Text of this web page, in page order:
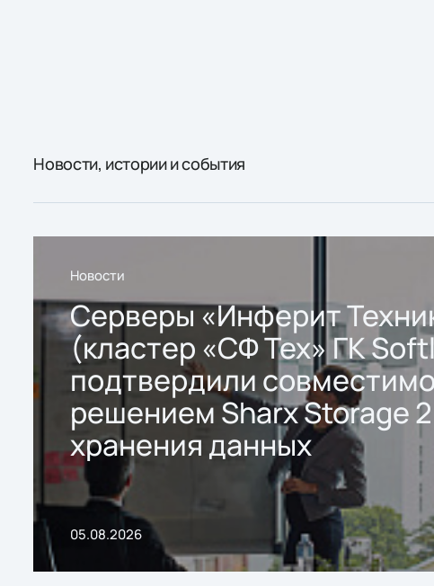
Новости, истории и события
Новости
Серверы «Инферит
(кластер «СФ Тех» ГК
подтвердили
решением Sharx Storage
хранения данных
05.08.2026